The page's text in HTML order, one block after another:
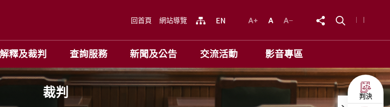
回首頁 網站導覽
解釋及裁判 查詢服務 新聞及公告 交流活動 影音專區
裁判 判決